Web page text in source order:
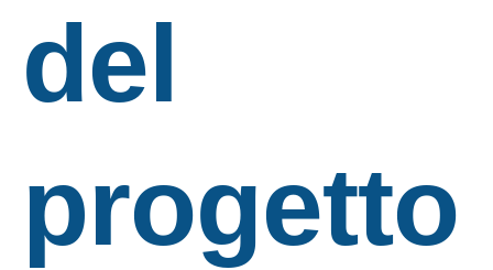
del
progetto